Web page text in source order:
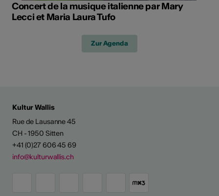
Concert de la musique italienne par Mary
Lecci et Maria Laura Tufo
Zur Agenda
Kultur Wallis
Rue de Lausanne 45
CH - 1950 Sitten
+41 (0)27 606 45 69
info@kulturwallis.ch